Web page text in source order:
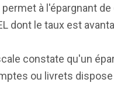
à l'épargnant de
dont le taux est
constate qu'un
ou livrets dispose